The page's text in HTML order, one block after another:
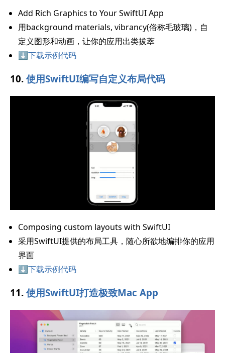
Add Rich Graphics to Your SwiftUI App
用background materials, vibrancy(俗称毛玻璃)，自
定义图形和动画，让你的应用出类拔萃
⬇️下载示例代码
10. 使用SwiftUI编写自定义布局代码
Composing custom layouts with SwiftUI
采用SwiftUI提供的布局工具，随心所欲地编排你的应用
界面
⬇️下载示例代码
11. 使用SwiftUI打造极致Mac App